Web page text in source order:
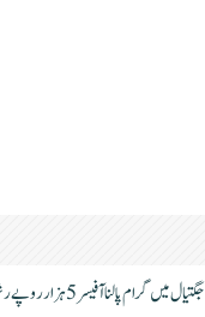
جگتیال میں گرام پالنا آفیسر 5 ہزار روپے رشوت لیتے ہوئے گرفتار